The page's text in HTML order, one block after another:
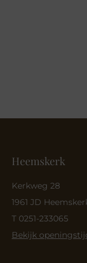
Heemskerk
Kerkweg 28
1961 JD
T 0251-233065
Bekijk